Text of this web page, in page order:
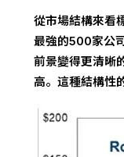
從市場結構來看
最強的500家公
前景變得更清晰
高。這種結構性